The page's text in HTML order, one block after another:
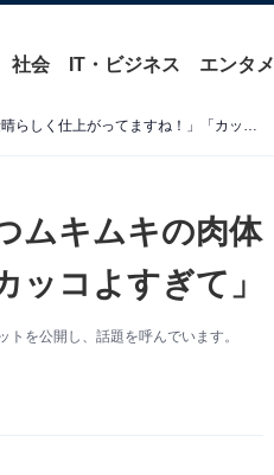
社会 IT・ビジネス エンタメ
「ヤバすぎる」52歳人気俳優、胸板際立つムキムキの肉体美「素晴らしく仕上がってますね！」「カッコよすぎて」
ムキムキの肉体
ッコよすぎて」
を公開し、話題を呼んでいます。